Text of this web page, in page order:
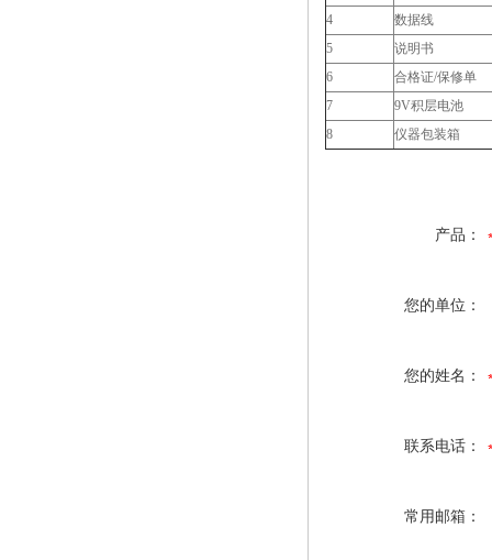
4
数据线
5
说明书
6
合格证/保修单
7
9V积层电池
8
仪器包装箱
产品：
您的单位：
您的姓名：
联系电话：
常用邮箱：